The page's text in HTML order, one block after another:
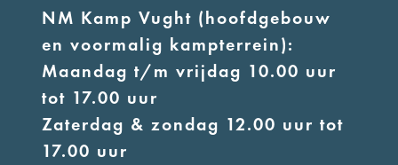
NM Kamp Vught (hoofdgebouw
en voormalig kampterrein):
Maandag t/m vrijdag 10.00 uur
tot 17.00 uur
Zaterdag & zondag 12.00 uur tot
17.00 uur